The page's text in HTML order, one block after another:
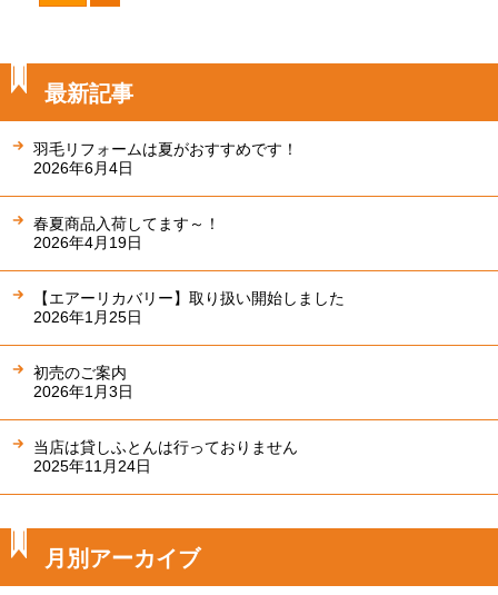
最新記事
羽毛リフォームは夏がおすすめです！
2026年6月4日
春夏商品入荷してます～！
2026年4月19日
【エアーリカバリー】取り扱い開始しました
2026年1月25日
初売のご案内
2026年1月3日
当店は貸しふとんは行っておりません
2025年11月24日
月別アーカイブ